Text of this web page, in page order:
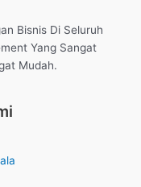
Bisnis Di Seluruh
Yang Sangat
Mudah.